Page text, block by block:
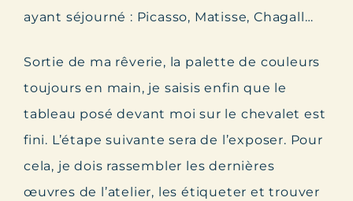
ayant séjourné : Picasso, Matisse, Chagall…
Sortie de ma rêverie, la palette de couleurs
toujours en main, je saisis enfin que le
tableau posé devant moi sur le chevalet est
fini. L’étape suivante sera de l’exposer. Pour
cela, je dois rassembler les dernières
œuvres de l’atelier, les étiqueter et trouver